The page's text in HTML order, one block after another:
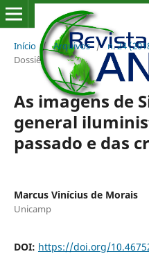
Início / Arquivos / n. 24
Dossiê
As imagens de
general
passado e das
Marcus Vinícius de Morais
Unicamp
DOI: https://doi.org/